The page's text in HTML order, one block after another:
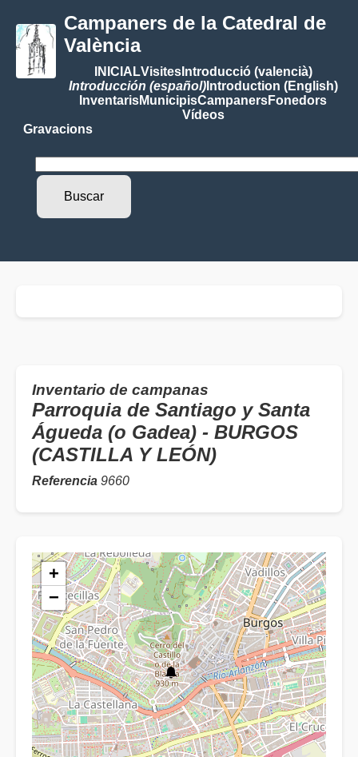
Campaners de la Catedral de
València
INICIALVisitesIntroducció (valencià)
Introducción (español)Introduction (English)
InventarisMunicipisCampanersFonedors
Vídeos
Gravacions
Inventario de campanas
Parroquia de Santiago y Santa
Águeda (o Gadea) - BURGOS
(CASTILLA Y LEÓN)
Referencia 9660
+
−